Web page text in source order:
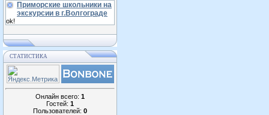
Приморские школьники на
экскурсии в г.Волгограде
ok!
СТАТИСТИКА
Онлайн всего: 1
Гостей: 1
Пользователей: 0